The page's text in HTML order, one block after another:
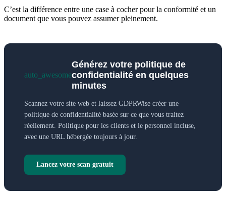
C’est la différence entre une case à cocher pour la conformité et un
document que vous pouvez assumer pleinement.
auto_awesome
Générez votre politique de
confidentialité en quelques
minutes
Scannez votre site web et laissez GDPRWise créer une
politique de confidentialité basée sur ce que vous traitez
réellement. Politique pour les clients et le personnel incluse,
avec une URL hébergée toujours à jour.
Lancez votre scan gratuit